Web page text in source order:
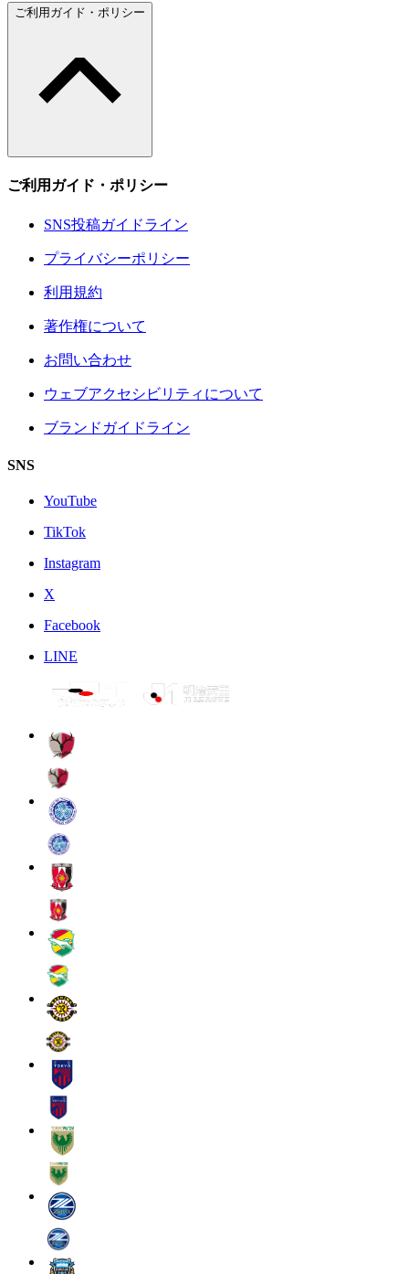
ご利用ガイド・ポリシー
ご利用ガイド・ポリシー
SNS投稿ガイドライン
プライバシーポリシー
利用規約
著作権について
お問い合わせ
ウェブアクセシビリティについて
ブランドガイドライン
SNS
YouTube
TikTok
Instagram
X
Facebook
LINE